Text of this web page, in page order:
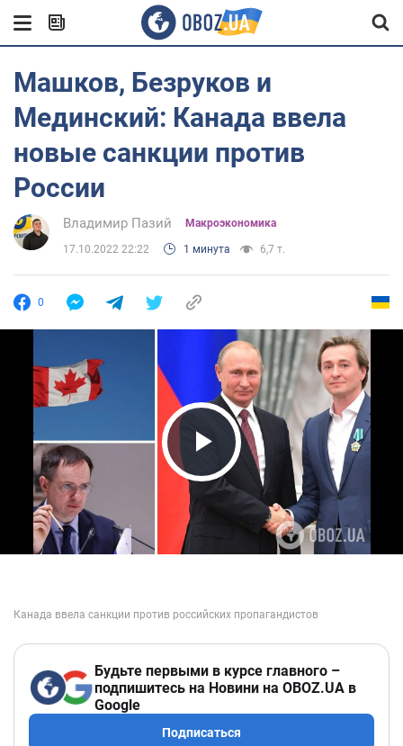
Машков, Безруков и
Мединский: Канада ввела
новые санкции против
России
Владимир Пазий Mакроэкономика
17.10.2022 22:22 1 минута 6,7 т.
0
Play Video
Будьте первыми в курсе главного –
подпишитесь на Новини на OBOZ.UA в
Google
Подписаться